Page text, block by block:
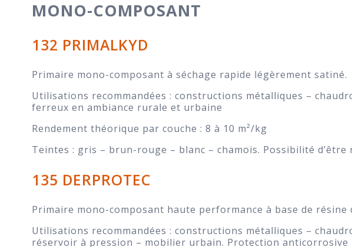
MONO-COMPOSANT
132 PRIMALKYD
Primaire mono-composant à séchage rapide légèrement satiné.
Utilisations recommandées : constructions métalliques –
ferreux en ambiance rurale et urbaine
Rendement théorique par couche : 8 à 10 m²/kg
Teintes : gris – brun-rouge – blanc – chamois. Possibilité d’être
135 DERPROTEC
Primaire mono-composant haute performance à base de
Utilisations recommandées : constructions métalliques –
réservoir à pression – mobilier urbain. Protection